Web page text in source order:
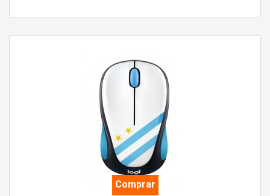
Comprar